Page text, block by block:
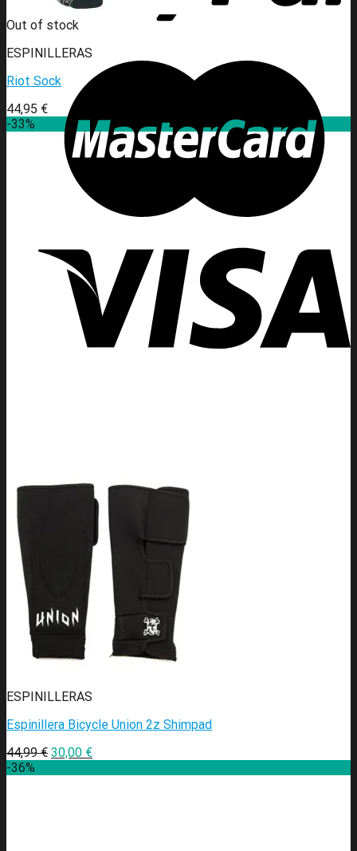
Out of stock
ESPINILLERAS
Riot Sock
44,95 €
-33%
ESPINILLERAS
Espinillera Bicycle Union 2z Shimpad
44,99€ 30,00 €
-36%